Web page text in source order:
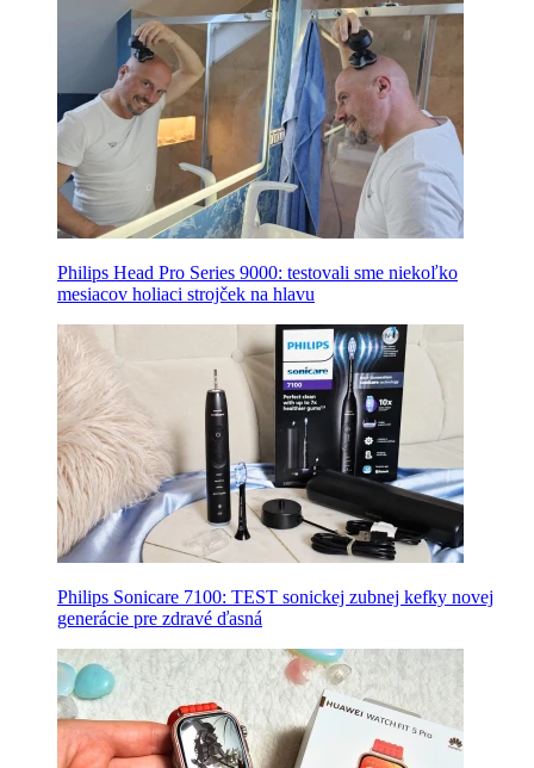
Philips Head Pro Series 9000: testovali sme niekoľko
mesiacov holiaci strojček na hlavu
Philips Sonicare 7100: TEST sonickej zubnej kefky novej
generácie pre zdravé ďasná